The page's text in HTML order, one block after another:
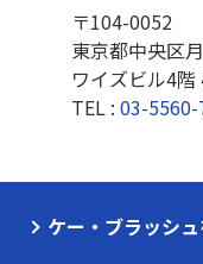
〒104-0052
東京都中央区
ワイズビル4階
TEL : 03-5560-
ケー・ブラッシ